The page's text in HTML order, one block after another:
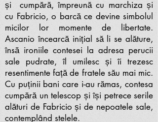
și cumpără, împreună cu marchiza și
cu Fabricio, o barcă ce devine simbolul
micilor lor momente de libertate.
Ascanio încearcă inițial să li se alăture,
însă ironiile contesei la adresa perucii
sale pudrate, îl umilesc și îi trezesc
resentimente față de fratele său mai mic.
Cu puținii bani care i-au rămas, contesa
cumpără un telescop și își petrece serile
alături de Fabricio și de nepoatele sale,
contemplând stelele.